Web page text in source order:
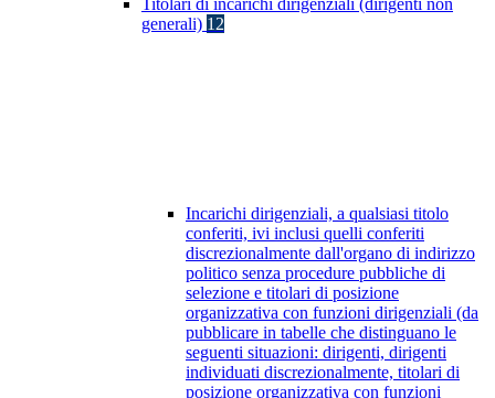
Titolari di incarichi dirigenziali (dirigenti non
generali) 12
Incarichi dirigenziali, a qualsiasi titolo
conferiti, ivi inclusi quelli conferiti
discrezionalmente dall'organo di indirizzo
politico senza procedure pubbliche di
selezione e titolari di posizione
organizzativa con funzioni dirigenziali (da
pubblicare in tabelle che distinguano le
seguenti situazioni: dirigenti, dirigenti
individuati discrezionalmente, titolari di
posizione organizzativa con funzioni